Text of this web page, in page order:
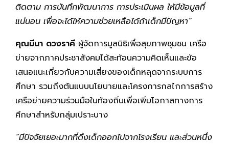
ติดตาม การบันทึกพัฒนาการ การประเมินผล ให้มีข้อมูลที่
แน่นอน เพื่อจะได้ให้ความช่วยเหลือได้ถ้าเด็กมีปัญหา”
คุณมีนา ดวงราศี ผู้จัดการมูลนิธิเพื่อสุขภาพชุมชน เครือ
ข่ายจากภาคประชาสังคมได้สะท้อนความคิดเห็นและข้อ
เสนอแนะเกี่ยวกับความเสี่ยงของเด็กหลุดจากระบบการ
ศึกษา รวมถึงต้นแบบนโยบายและโครงการกลไกการสร้าง
เครือข่ายความร่วมมือในท้องถิ่นเพื่อเพิ่มโอกาสทางการ
ศึกษาสำหรับกลุ่มเปราะบาง
“มีปัจจัยเยอะมากที่ดึงเด็กออกไปจากโรงเรียน และส่วนหนึ่ง